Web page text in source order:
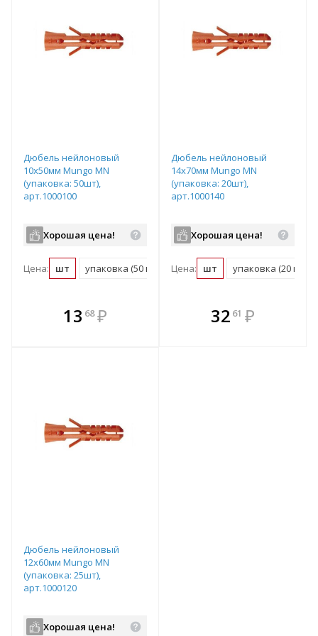
Дюбель нейлоновый
10x50мм Mungo MN
(упаковка: 50шт),
арт.1000100
Хорошая цена!
Цена: шт упаковка (50 шт)
13 68 ₽
В комплекте
всегда выгоднее!
Дюбель нейлоновый
14x70мм Mungo MN
(упаковка: 20шт),
арт.1000140
Хорошая цена!
Цена: шт упаковка (20 шт)
В комплекте
всегда выгоднее!
32 61 ₽
Дюбель нейлоновый
12x60мм Mungo MN
(упаковка: 25шт),
арт.1000120
Хорошая цена!